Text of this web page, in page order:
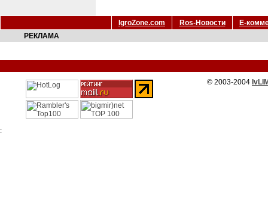
IgroZone.com Ros-Новости
Е-
РЕКЛАМА
© 2003-2004
: